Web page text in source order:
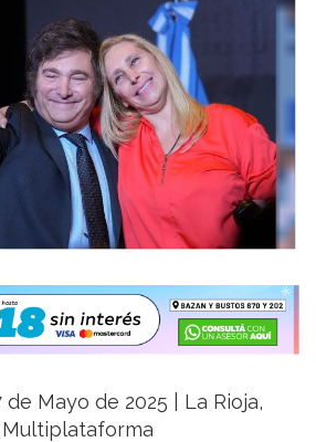
de Mayo de 2025 | La Rioja,